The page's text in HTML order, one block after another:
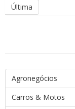
Última
Agronegócios
Carros & Motos